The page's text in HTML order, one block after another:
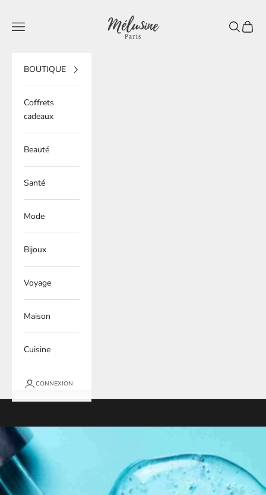
Mélusine Paris
Ouvrir la navigation
Ouvrir la
Voir
BOUTIQUE
Coffrets
cadeaux
Beauté
Santé
Mode
Bijoux
Voyage
Maison
Cuisine
CONNEXION